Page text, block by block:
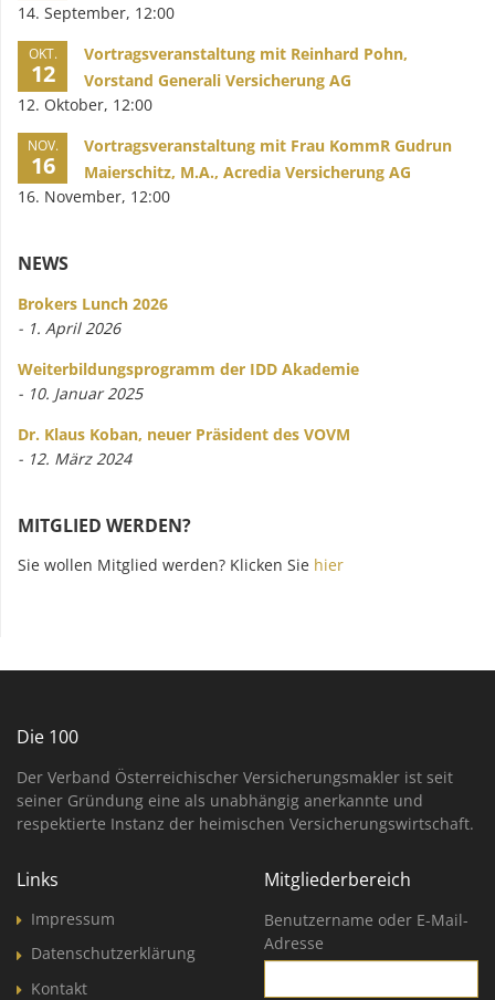
14. September, 12:00
OKT.
12
Vortragsveranstaltung mit Reinhard Pohn,
Vorstand Generali Versicherung AG
12. Oktober, 12:00
NOV.
16
Vortragsveranstaltung mit Frau KommR Gudrun
Maierschitz, M.A., Acredia Versicherung AG
16. November, 12:00
NEWS
Brokers Lunch 2026
- 1. April 2026
Weiterbildungsprogramm der IDD Akademie
- 10. Januar 2025
Dr. Klaus Koban, neuer Präsident des VOVM
- 12. März 2024
MITGLIED WERDEN?
Sie wollen Mitglied werden? Klicken Sie hier
Die 100
Der Verband Österreichischer Versicherungsmakler ist seit
seiner Gründung eine als unabhängig anerkannte und
respektierte Instanz der heimischen Versicherungswirtschaft.
Links
Impressum
Datenschutzerklärung
Kontakt
Mitgliederbereich
Benutzername oder E-Mail-
Adresse